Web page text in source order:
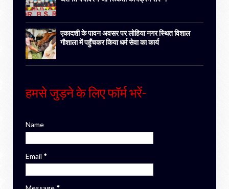
एकादशी के पावन अवसर पर लोहिया नगर स्थित विशाल
गौशाला में पहुँचकर किया धर्म सेवा का कार्य
हमसे जुड़ने के लिए फॉर्म भरें-
Name
Email *